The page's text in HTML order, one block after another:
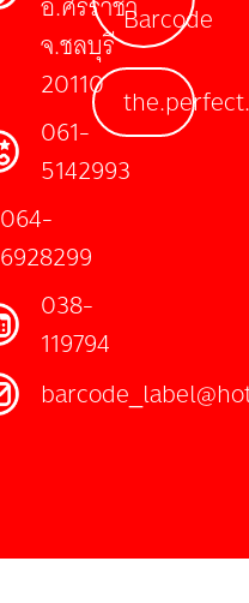
จ.ชลบุรี
20110
061-
5142993
064-
6928299
038-
119794
Barcode